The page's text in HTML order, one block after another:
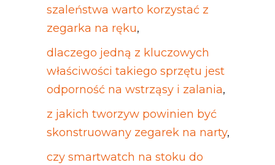
szaleństwa warto korzystać z
zegarka na ręku,
dlaczego jedną z kluczowych
właściwości takiego sprzętu jest
odporność na wstrząsy i zalania,
z jakich tworzyw powinien być
skonstruowany zegarek na narty,
czy smartwatch na stoku do